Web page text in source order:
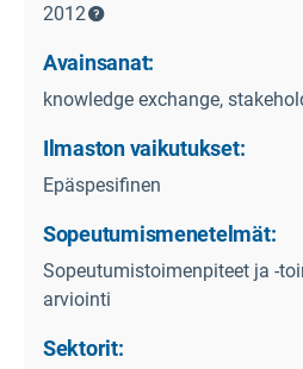
2012
Avainsanat:
knowledge exchange,
Ilmaston vaikutukset:
Epäspesifinen
Sopeutumismenetelmät:
Sopeutumistoimenpiteet ja -
arviointi
Sektorit: